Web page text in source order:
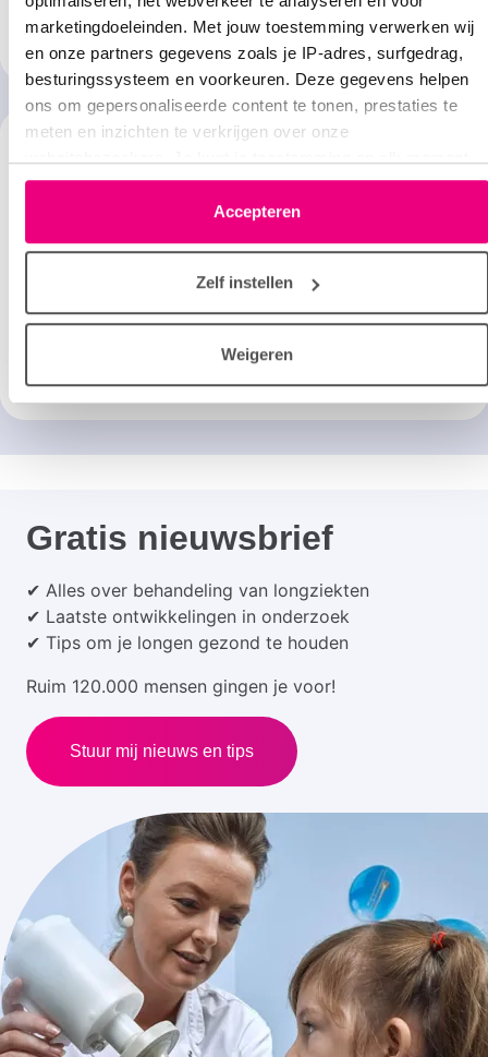
marketingdoeleinden. Met jouw toestemming verwerken wij
en onze partners gegevens zoals je IP-adres, surfgedrag,
besturingssysteem en voorkeuren. Deze gegevens helpen
ons om gepersonaliseerde content te tonen, prestaties te
meten en inzichten te verkrijgen over onze
wijzigen of intrekken via het cookie-icoontje linksonder elke
pagina. De lijst met partners is te vinden in het tabblad
“details”.
Accepteren
Zelf instellen
Weigeren
ligt bijvoorbeeld aan de symptomen.
Lees verder
Of je kind klachten houdt, hangt af van de ernst van de
Lees verder
Gratis nieuwsbrief
✔ Alles over behandeling van longziekten
✔ Laatste ontwikkelingen in onderzoek
✔ Tips om je longen gezond te houden
Ruim 120.000 mensen gingen je voor!
Stuur mij nieuws en tips